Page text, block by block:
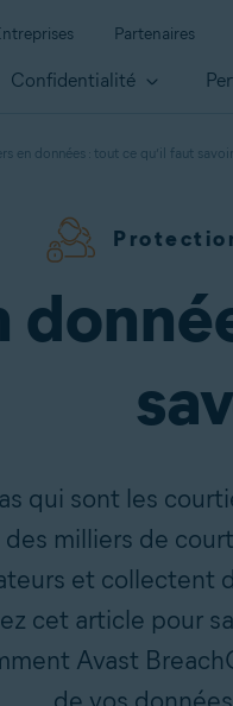
Partenaires
Confidentialité
en données : tout ce qu’il faut savoir
qui sont les
des milliers de
et collectent
cet article pour
Avast